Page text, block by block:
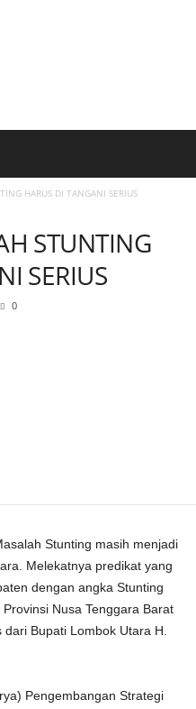
HARUS DI TANGANI SERIUS
STUNTING
SERIUS
0
Stunting masih menjadi
Melekatnya predikat yang
dengan angka Stunting
Nusa Tenggara Barat
Bupati Lombok Utara H.
Pengembangan Strategi